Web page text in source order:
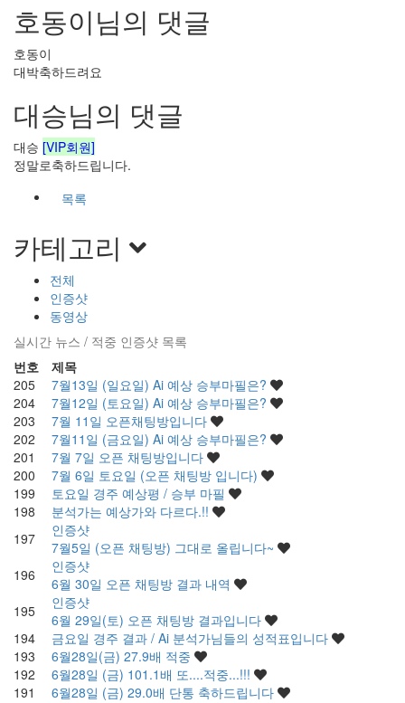
호동이님의 댓글
호동이
대박축하드려요
대승님의 댓글
대승 [VIP회원]
정말로축하드립니다.
목록
카테고리
전체
인증샷
동영상
실시간 뉴스 / 적중 인증샷 목록
번호
제목
205
7월13일 (일요일) Ai 예상 승부마필은?
204
7월12일 (토요일) Ai 예상 승부마필은?
203
7월 11일 오픈채팅방입니다
202
7월11일 (금요일) Ai 예상 승부마필은?
201
7월 7일 오픈 채팅방입니다
200
7월 6일 토요일 (오픈 채팅방 입니다)
199
토요일 경주 예상평 / 승부 마필
198
분석가는 예상가와 다르다.!!
197
인증샷
7월5일 (오픈 채팅방) 그대로 올립니다~
196
인증샷
6월 30일 오픈 채팅방 결과 내역
195
인증샷
6월 29일(토) 오픈 채팅방 결과입니다
194
금요일 경주 결과 / Ai 분석가님들의 성적표입니다
193
6월28일(금) 27.9배 적중
192
6월28일 (금) 101.1배 또....적중...!!!
191
6월28일 (금) 29.0배 단통 축하드립니다